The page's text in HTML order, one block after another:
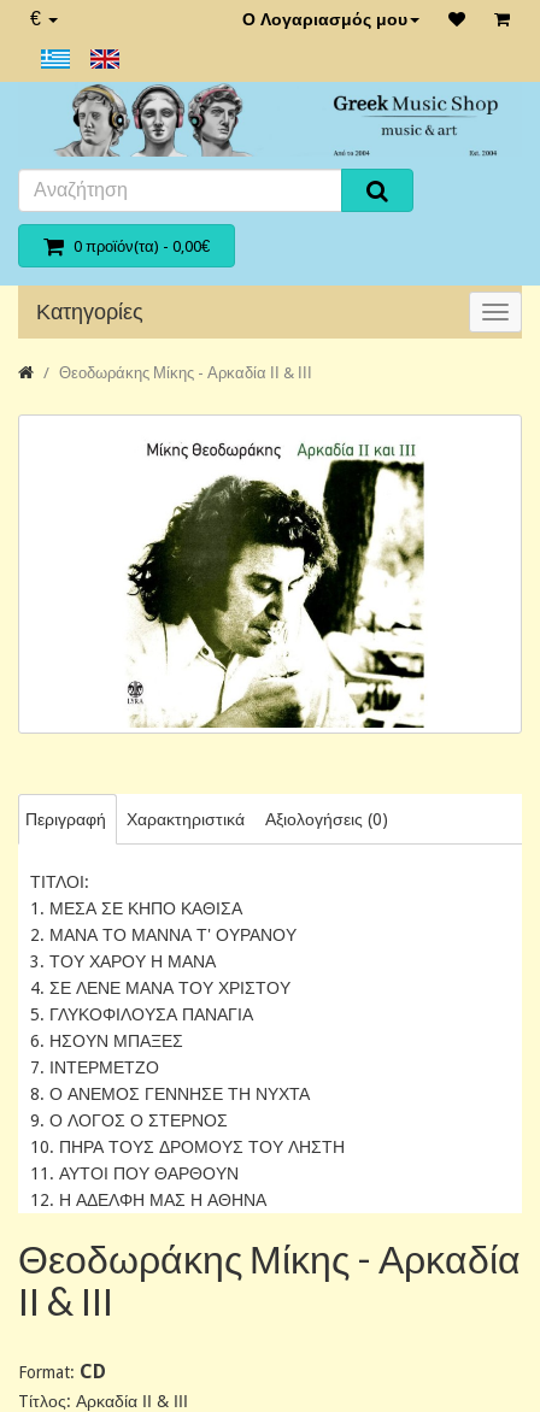
€ Ο Λογαριασμός μου
0 προϊόν(τα) - 0,00€
Κατηγορίες
Θεοδωράκης Μίκης - Αρκαδία ΙΙ & ΙΙΙ
Περιγραφή Χαρακτηριστικά Αξιολογήσεις (0)
ΤΙΤΛΟΙ:
1. ΜΕΣΑ ΣΕ ΚΗΠΟ ΚΑΘΙΣΑ
2. ΜΑΝΑ ΤΟ ΜΑΝΝΑ Τ' ΟΥΡΑΝΟΥ
3. ΤΟΥ ΧΑΡΟΥ Η ΜΑΝΑ
4. ΣΕ ΛΕΝΕ ΜΑΝΑ ΤΟΥ ΧΡΙΣΤΟΥ
5. ΓΛΥΚΟΦΙΛΟΥΣΑ ΠΑΝΑΓΙΑ
6. ΗΣΟΥΝ ΜΠΑΞΕΣ
7. ΙΝΤΕΡΜΕΤΖΟ
8. Ο ΑΝΕΜΟΣ ΓΕΝΝΗΣΕ ΤΗ ΝΥΧΤΑ
9. Ο ΛΟΓΟΣ Ο ΣΤΕΡΝΟΣ
10. ΠΗΡΑ ΤΟΥΣ ΔΡΟΜΟΥΣ ΤΟΥ ΛΗΣΤΗ
11. ΑΥΤΟΙ ΠΟΥ ΘΑΡΘΟΥΝ
12. Η ΑΔΕΛΦΗ ΜΑΣ Η ΑΘΗΝΑ
Θεοδωράκης Μίκης - Αρκαδία
ΙΙ & ΙΙΙ
Format: CD
Tίτλος: Αρκαδία ΙΙ & ΙΙΙ